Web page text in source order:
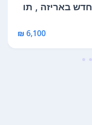
תלת פאזי ימאר 7000ww חדש באריזה , תו
6,100 ₪